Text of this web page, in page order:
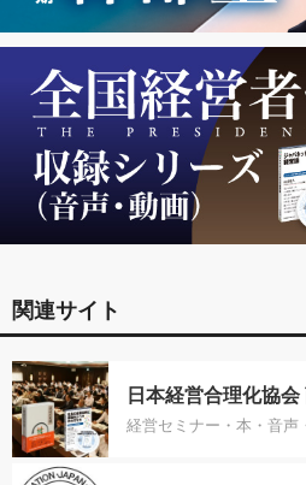
関連サイト
日本経営合理化協
経営セミナー・本・音声